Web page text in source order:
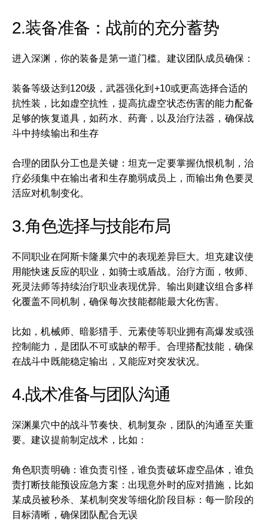
2.装备准备：战前的充分蓄势
进入深渊，你的装备是第一道门槛。建议团队成员确保：
装备等级达到120级，武器强化到+10或更高选择合适的
抗性装，比如虚空抗性，提高抗虚空状态伤害的能力配备
足够的恢复道具，如药水、药膏，以及治疗法器，确保战
斗中持续输出和生存
合理的团队分工也是关键：坦克一定要掌握仇恨机制，治
疗必须集中在输出者和生存脆弱成员上，而输出角色要灵
活应对机制变化。
3.角色选择与技能布局
不同职业在阿斯卡隆巢穴中的表现差异巨大。坦克建议使
用能快速反应的职业，如骑士或盾战。治疗方面，牧师、
死灵法师等持续治疗职业表现优异。输出则建议组合多样
化覆盖不同机制，确保每次技能都能最大化伤害。
比如，机械师、暗影猎手、元素使等职业拥有高爆发或强
控制能力，是团队不可或缺的帮手。合理搭配技能，确保
在战斗中既能稳定输出，又能应对突发状况。
4.战术准备与团队沟通
深渊巢穴中的战斗节奏快、机制复杂，团队的沟通至关重
要。建议提前制定战术，比如：
角色职责明确：谁负责引怪，谁负责破坏虚空晶体，谁负
责打断技能预设应急方案：出现意外时的应对措施，比如
某成员被秒杀、某机制突发等细化阶段目标：每一阶段的
目标清晰，确保团队配合无误